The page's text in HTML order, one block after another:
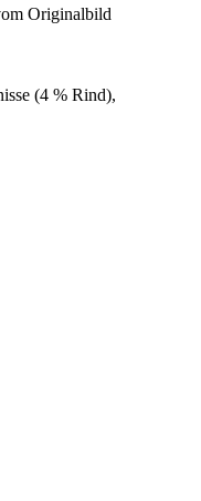
Originalbild
(4 % Rind),